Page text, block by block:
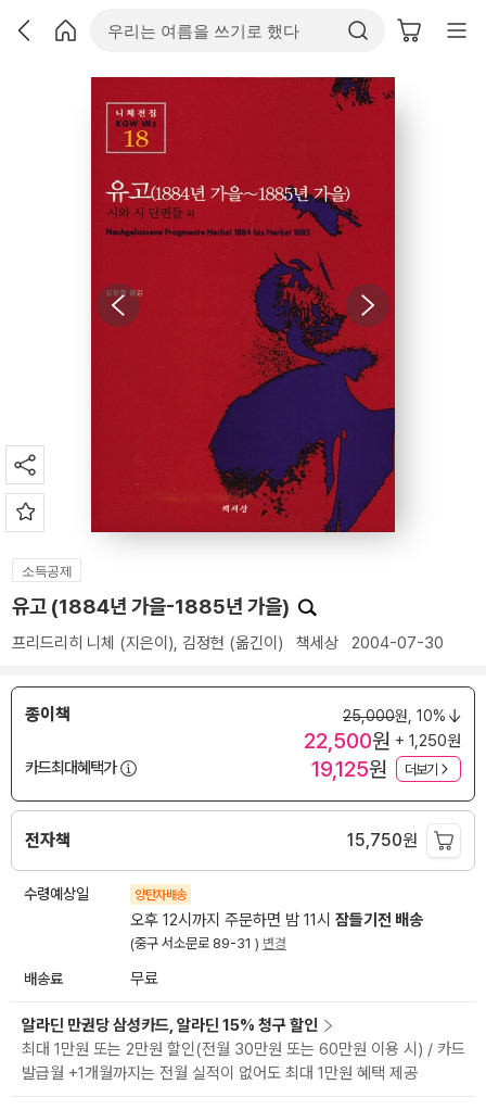
소득공제
유고 (1884년 가을-1885년 가을)
프리드리히 니체 (지은이), 김정현 (옮긴이) 책세상 2004-07-30
종이책 25,000원, 10%
22,500원 + 1,250원
카드최대혜택가
19,125원 더보기
전자책 15,750원
수령예상일 양탄자배송
오후 12시까지 주문하면 밤 11시 잠들기전 배송
(중구 서소문로 89-31 ) 변경
배송료 무료
알라딘 만권당 삼성카드, 알라딘 15% 청구 할인
최대 1만원 또는 2만원 할인(전월 30만원 또는 60만원 이용 시) / 카드
발급월 +1개월까지는 전월 실적이 없어도 최대 1만원 혜택 제공